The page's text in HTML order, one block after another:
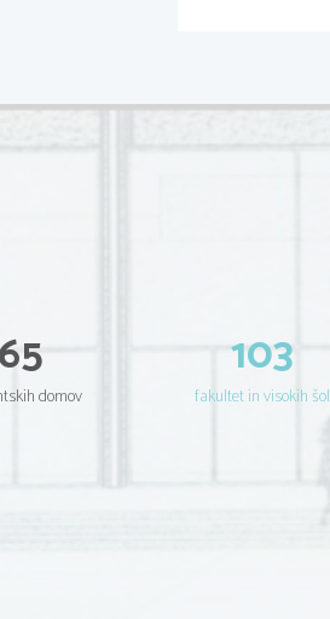
65
domov
103
fakultet in visokih šol